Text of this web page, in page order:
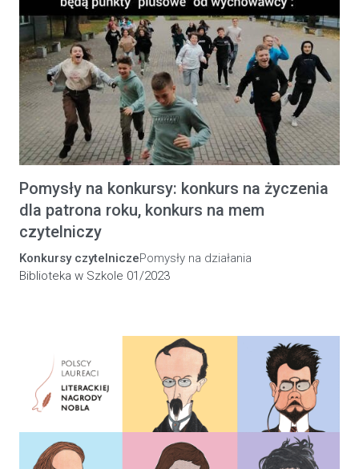
Pomysły na konkursy: konkurs na życzenia
dla patrona roku, konkurs na mem
czytelniczy
Konkursy czytelniczePomysły na działania
Biblioteka w Szkole 01/2023